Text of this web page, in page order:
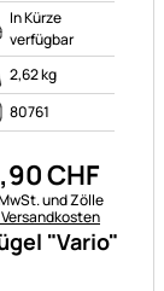
"Vario"
In Kürze
verfügbar
2,62 kg
80761
,90CHF
und Zölle